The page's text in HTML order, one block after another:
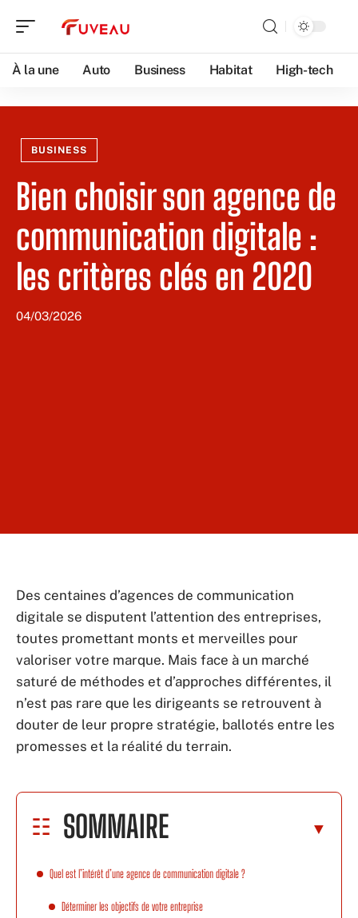
À la une Auto Business Habitat High-tech
BUSINESS
Bien choisir son agence de
communication digitale :
les critères clés en 2020
04/03/2026
Des centaines d’agences de communication
digitale se disputent l’attention des entreprises,
toutes promettant monts et merveilles pour
valoriser votre marque. Mais face à un marché
saturé de méthodes et d’approches différentes, il
n’est pas rare que les dirigeants se retrouvent à
douter de leur propre stratégie, ballotés entre les
promesses et la réalité du terrain.
SOMMAIRE
Quel est l’intérêt d’une agence de communication digitale ?
Déterminer les objectifs de votre entreprise